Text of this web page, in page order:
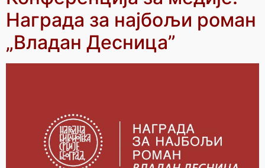
Награда за најбољи роман
„Владан Десница”